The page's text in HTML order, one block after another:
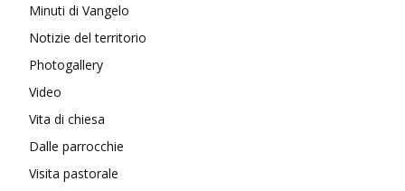
Minuti di Vangelo
Notizie del territorio
Photogallery
Video
Vita di chiesa
Dalle parrocchie
Visita pastorale